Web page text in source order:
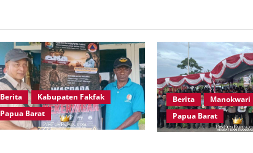
Berita
Kabupaten Fakfak
Papua Barat
Berita
Manokwari
Papua Barat